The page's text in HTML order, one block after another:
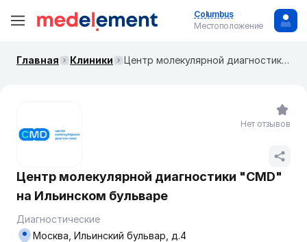
Columbus
Местоположение
Главная Клиники Центр молекулярной диагностики "CMD" на​​​​ ​​​Ильинском бульваре
Центр молекулярной диагностики "CMD"
на​​​​ ​​​Ильинском бульваре
Диагностические
Москва, ​Ильинский бульвар, д.4
Нет отзывов